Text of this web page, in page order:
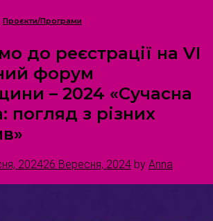
Проєкти/Програми
до реєстрації на VI
форум
– 2024 «Сучасна
погляд з різних
202426 Вересня, 2024 by Anna